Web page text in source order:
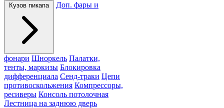
Кузов пикапа Доп. фары и
фонари Шноркель Палатки,
тенты, маркизы Блокировка
дифференциала Сенд-траки Цепи
противоскольжения Компрессоры,
ресиверы Консоль потолочная
Лестница на заднюю дверь